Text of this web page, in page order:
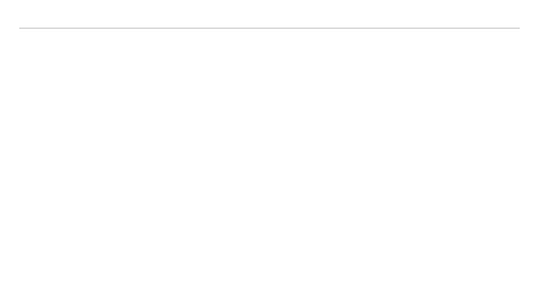
8. На потпишувањето во Владата присуствуваа